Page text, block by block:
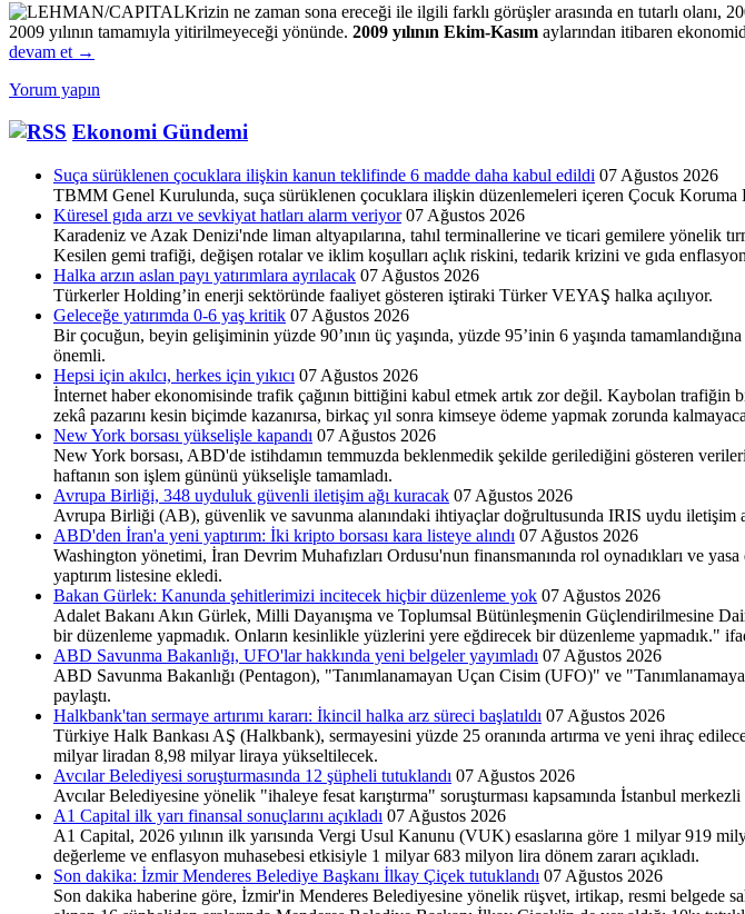
Krizin ne zaman sona ereceği ile ilgili farklı görüşler arasında en tutarlı olanı,
2009 yılının tamamıyla yitirilmeyeceği yönünde. 2009 yılının Ekim-Kasım aylarından itibaren
devam et →
Yorum yapın
Ekonomi Gündemi
Suça sürüklenen çocuklara ilişkin kanun teklifinde 6 madde daha kabul edildi 07 Ağustos 2026
TBMM Genel Kurulunda, suça sürüklenen çocuklara ilişkin düzenlemeleri içeren Çocuk
Küresel gıda arzı ve sevkiyat hatları alarm veriyor 07 Ağustos 2026
Karadeniz ve Azak Denizi'nde liman altyapılarına, tahıl terminallerine ve ticari gemilere yönelik
Kesilen gemi trafiği, değişen rotalar ve iklim koşulları açlık riskini, tedarik krizini ve gıda
Halka arzın aslan payı yatırımlara ayrılacak 07 Ağustos 2026
Türkerler Holding’in enerji sektöründe faaliyet göste­ren iştiraki Türker VEYAŞ halka açılıyor.
Geleceğe yatırımda 0-6 yaş kritik 07 Ağustos 2026
Bir çocuğun, beyin gelişiminin yüzde 90’ının üç yaşında, yüzde 95’inin 6 yaşında
önemli.
Hepsi için akılcı, herkes için yıkıcı 07 Ağustos 2026
İnternet haber ekonomisinde trafik çağının bittiğini kabul etmek artık zor değil. Kaybolan
zekâ pazarını kesin biçimde kazanırsa, birkaç yıl sonra kimseye ödeme yapmak zorunda
New York borsası yükselişle kapandı 07 Ağustos 2026
New York borsası, ABD'de istihdamın temmuzda beklenmedik şekilde gerilediğini gösteren
haftanın son işlem gününü yükselişle tamamladı.
Avrupa Birliği, 348 uyduluk güvenli iletişim ağı kuracak 07 Ağustos 2026
Avrupa Birliği (AB), güvenlik ve savunma alanındaki ihtiyaçlar doğrultusunda IRIS uydu iletişim
ABD'den İran'a yeni yaptırım: İki kripto borsası kara listeye alındı 07 Ağustos 2026
Washington yönetimi, İran Devrim Muhafızları Ordusu'nun finansmanında rol oynadıkları ve
yaptırım listesine ekledi.
Bakan Gürlek: Kanunda şehitlerimizi incitecek hiçbir düzenleme yok 07 Ağustos 2026
Adalet Bakanı Akın Gürlek, Milli Dayanışma ve Toplumsal Bütünleşmenin Güçlendirilmesine
bir düzenleme yapmadık. Onların kesinlikle yüzlerini yere eğdirecek bir düzenleme yapmadık."
ABD Savunma Bakanlığı, UFO'lar hakkında yeni belgeler yayımladı 07 Ağustos 2026
ABD Savunma Bakanlığı (Pentagon), "Tanımlanamayan Uçan Cisim (UFO)" ve
paylaştı.
Halkbank'tan sermaye artırımı kararı: İkincil halka arz süreci başlatıldı 07 Ağustos 2026
Türkiye Halk Bankası AŞ (Halkbank), sermayesini yüzde 25 oranında artırma ve yeni ihraç
milyar liradan 8,98 milyar liraya yükseltilecek.
Avcılar Belediyesi soruşturmasında 12 şüpheli tutuklandı 07 Ağustos 2026
Avcılar Belediyesine yönelik "ihaleye fesat karıştırma" soruşturması kapsamında İstanbul
A1 Capital ilk yarı finansal sonuçlarını açıkladı 07 Ağustos 2026
A1 Capital, 2026 yılının ilk yarısında Vergi Usul Kanunu (VUK) esaslarına göre 1 milyar 919
değerleme ve enflasyon muhasebesi etkisiyle 1 milyar 683 milyon lira dönem zararı açıkladı.
Son dakika: İzmir Menderes Belediye Başkanı İlkay Çiçek tutuklandı 07 Ağustos 2026
Son dakika haberine göre, İzmir'in Menderes Belediyesine yönelik rüşvet, irtikap, resmi belgede